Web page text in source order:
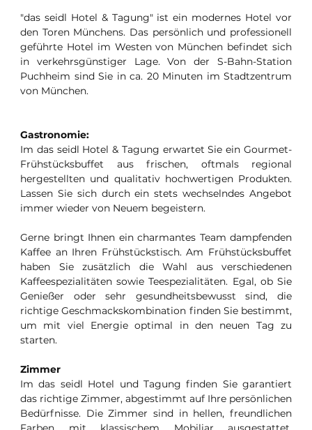
"das seidl Hotel & Tagung" ist ein modernes Hotel vor
den Toren Münchens. Das persönlich und professionell
geführte Hotel im Westen von München befindet sich
in verkehrsgünstiger Lage. Von der S-Bahn-Station
Puchheim sind Sie in ca. 20 Minuten im Stadtzentrum
von München.
Gastronomie:
Im das seidl Hotel & Tagung erwartet Sie ein Gourmet-
Frühstücksbuffet aus frischen, oftmals regional
hergestellten und qualitativ hochwertigen Produkten.
Lassen Sie sich durch ein stets wechselndes Angebot
immer wieder von Neuem begeistern.
Gerne bringt Ihnen ein charmantes Team dampfenden
Kaffee an Ihren Frühstückstisch. Am Frühstücksbuffet
haben Sie zusätzlich die Wahl aus verschiedenen
Kaffeespezialitäten sowie Teespezialitäten. Egal, ob Sie
Genießer oder sehr gesundheitsbewusst sind, die
richtige Geschmackskombination finden Sie bestimmt,
um mit viel Energie optimal in den neuen Tag zu
starten.
Zimmer
Im das seidl Hotel und Tagung finden Sie garantiert
das richtige Zimmer, abgestimmt auf Ihre persönlichen
Bedürfnisse. Die Zimmer sind in hellen, freundlichen